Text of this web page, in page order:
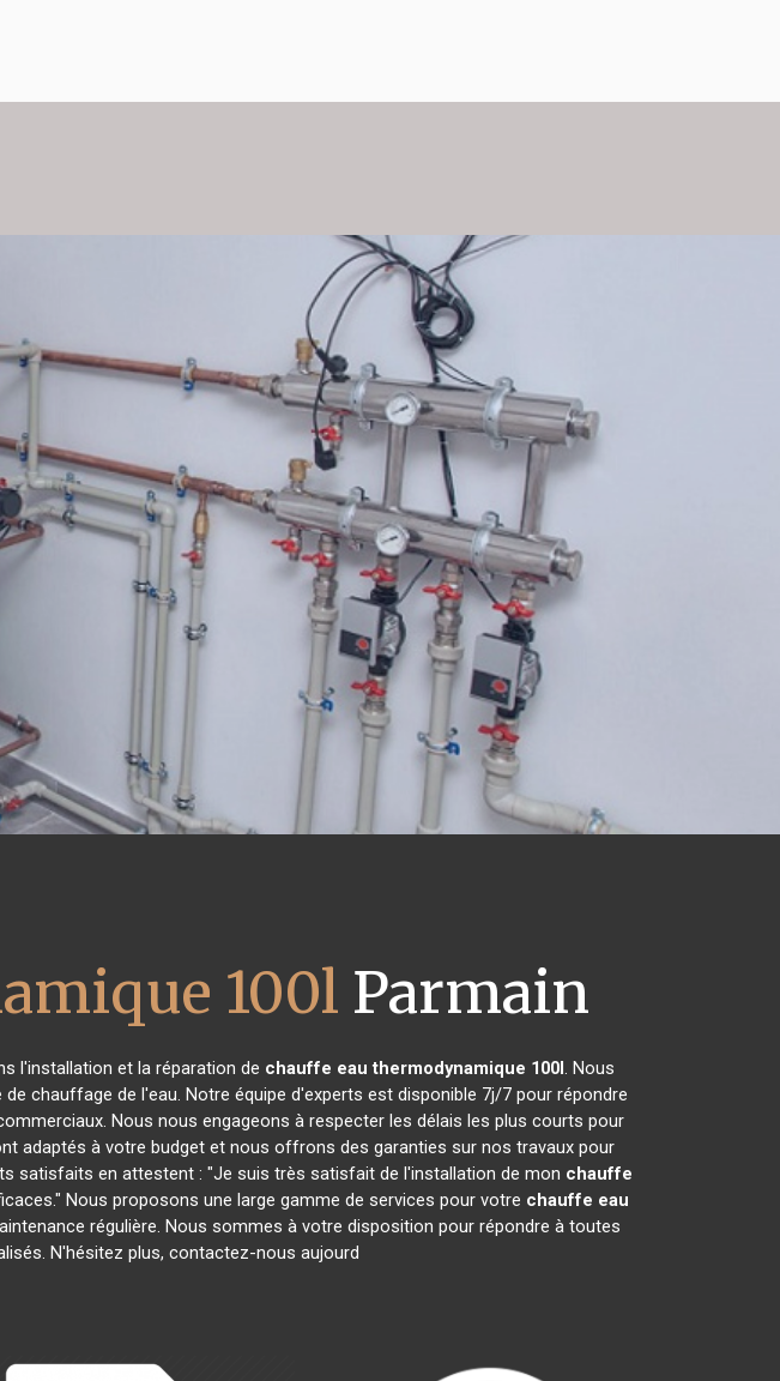
100l Parmain
l'installation et la réparation de chauffe eau thermodynamique 100l. Nous
chauffage de l'eau. Notre équipe d'experts est disponible 7j/7 pour répondre
Nous nous engageons à respecter les délais les plus courts pour
adaptés à votre budget et nous offrons des garanties sur nos travaux pour
satisfaits en attestent : "Je suis très satisfait de l'installation de mon chauffe
Nous proposons une large gamme de services pour votre chauffe eau
régulière. Nous sommes à votre disposition pour répondre à toutes
N'hésitez plus, contactez-nous aujourd